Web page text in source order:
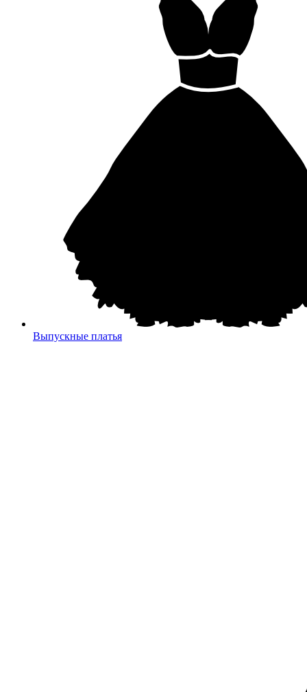
Выпускные платья